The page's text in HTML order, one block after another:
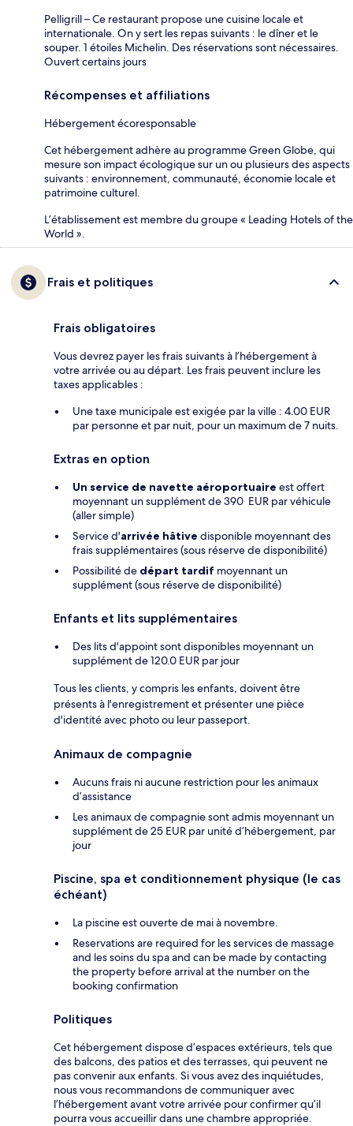
Pelligrill – Ce restaurant propose une cuisine locale et
internationale. On y sert les repas suivants : le dîner et le
souper. 1 étoiles Michelin. Des réservations sont nécessaires.
Ouvert certains jours
Récompenses et affiliations
Hébergement écoresponsable
Cet hébergement adhère au programme Green Globe, qui
mesure son impact écologique sur un ou plusieurs des aspects
suivants : environnement, communauté, économie locale et
patrimoine culturel.
L’établissement est membre du groupe « Leading Hotels of the
World ».
Frais et politiques
Frais obligatoires
Vous devrez payer les frais suivants à l’hébergement à
votre arrivée ou au départ. Les frais peuvent inclure les
taxes applicables :
Une taxe municipale est exigée par la ville : 4.00 EUR
par personne et par nuit, pour un maximum de 7 nuits.
Extras en option
Un service de navette aéroportuaire est offert
moyennant un supplément de 390 EUR par véhicule
(aller simple)
Service d'arrivée hâtive disponible moyennant des
frais supplémentaires (sous réserve de disponibilité)
Possibilité de départ tardif moyennant un
supplément (sous réserve de disponibilité)
Enfants et lits supplémentaires
Des lits d'appoint sont disponibles moyennant un
supplément de 120.0 EUR par jour
Tous les clients, y compris les enfants, doivent être
présents à l'enregistrement et présenter une pièce
d'identité avec photo ou leur passeport.
Animaux de compagnie
Aucuns frais ni aucune restriction pour les animaux
d’assistance
Les animaux de compagnie sont admis moyennant un
supplément de 25 EUR par unité d’hébergement, par
jour
Piscine, spa et conditionnement physique (le cas
échéant)
La piscine est ouverte de mai à novembre.
Reservations are required for les services de massage
and les soins du spa and can be made by contacting
the property before arrival at the number on the
booking confirmation
Politiques
Cet hébergement dispose d’espaces extérieurs, tels que
des balcons, des patios et des terrasses, qui peuvent ne
pas convenir aux enfants. Si vous avez des inquiétudes,
nous vous recommandons de communiquer avec
l’hébergement avant votre arrivée pour confirmer qu’il
pourra vous accueillir dans une chambre appropriée.